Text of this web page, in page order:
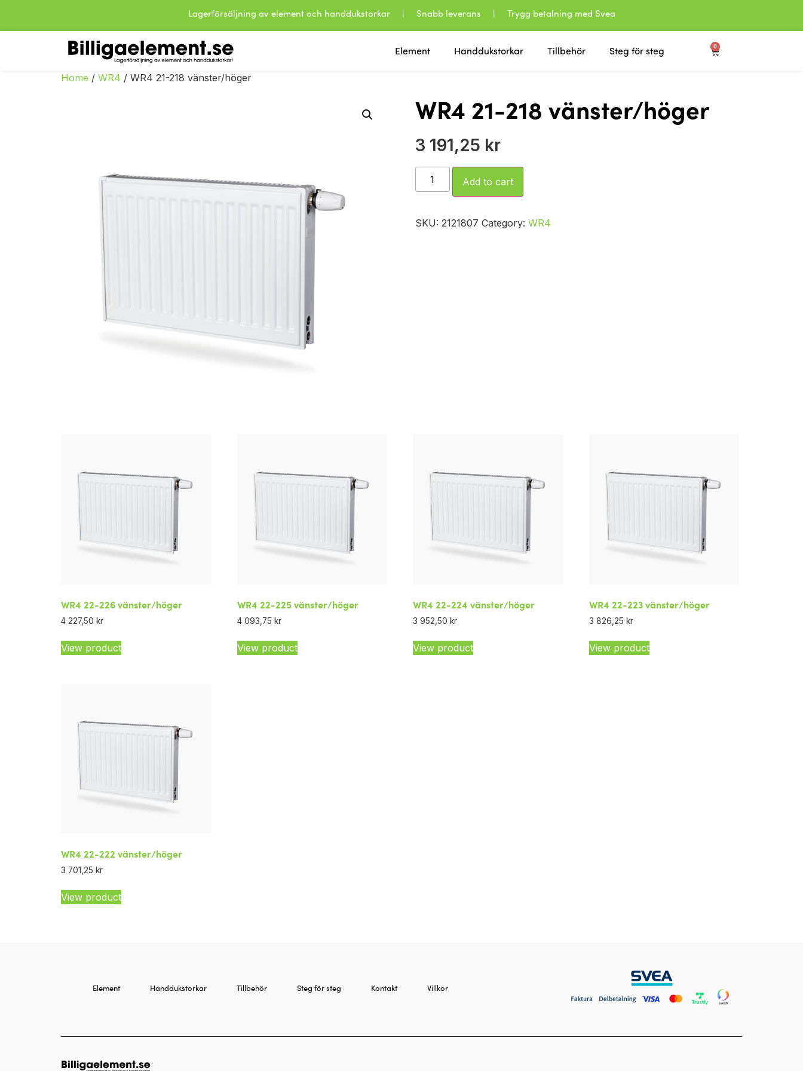
Lagerförsäljning av element och handdukstorkar | Snabb leverans | Trygg betalning med Svea
Element Handdukstorkar Tillbehör Steg för steg 0
Home / WR4 / WR4 21-218 vänster/höger
WR4 21-218 vänster/höger
3 191,25 kr
Add to cart
SKU: 2121807 Category: WR4
WR4 22-226 vänster/höger
4 227,50 kr
View product
WR4 22-225 vänster/höger
4 093,75 kr
View product
WR4 22-224 vänster/höger
3 952,50 kr
View product
WR4 22-223 vänster/höger
3 826,25 kr
View product
WR4 22-222 vänster/höger
3 701,25 kr
View product
Element Handdukstorkar Tillbehör Steg för steg Kontakt Villkor